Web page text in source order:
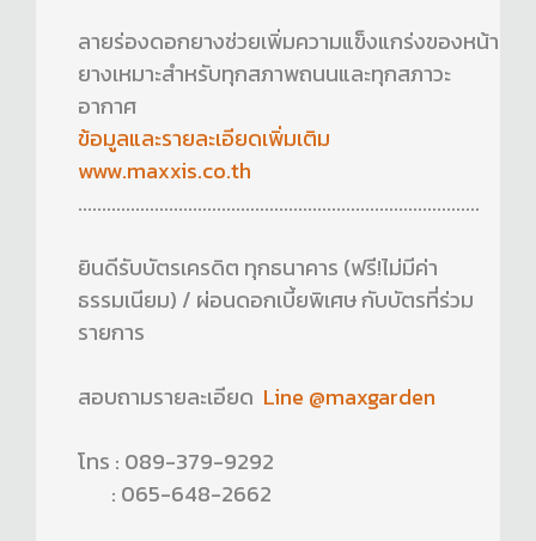
ลายร่องดอกยางช่วยเพิ่มความแข็งแกร่งของหน้า
ยางเหมาะสำหรับทุกสภาพถนนและทุกสภาวะ
อากาศ
ข้อมูลและรายละเอียดเพิ่มเติม
www.maxxis.co.th
....................................................................................
ยินดีรับบัตรเครดิต ทุกธนาคาร (ฟรี!ไม่มีค่า
ธรรมเนียม) / ผ่อนดอกเบี้ยพิเศษ กับบัตรที่ร่วม
รายการ
สอบถามรายละเอียด Line @maxgarden
โทร : 089-379-9292
: 065-648-2662